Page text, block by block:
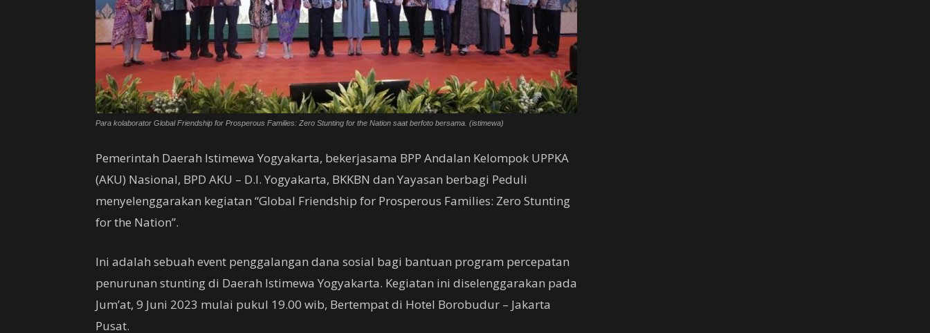
Para kolaborator Global Friendship for Prosperous Families: Zero Stunting for the Nation saat berfoto bersama. (istimewa)
Pemerintah Daerah Istimewa Yogyakarta, bekerjasama BPP Andalan Kelompok UPPKA
(AKU) Nasional, BPD AKU – D.I. Yogyakarta, BKKBN dan Yayasan berbagi Peduli
menyelenggarakan kegiatan “Global Friendship for Prosperous Families: Zero Stunting
for the Nation”.
Ini adalah sebuah event penggalangan dana sosial bagi bantuan program percepatan
penurunan stunting di Daerah Istimewa Yogyakarta. Kegiatan ini diselenggarakan pada
Jum’at, 9 Juni 2023 mulai pukul 19.00 wib, Bertempat di Hotel Borobudur – Jakarta
Pusat.